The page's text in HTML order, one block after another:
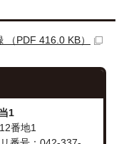
PDF 416.0 KB）
1
番地1